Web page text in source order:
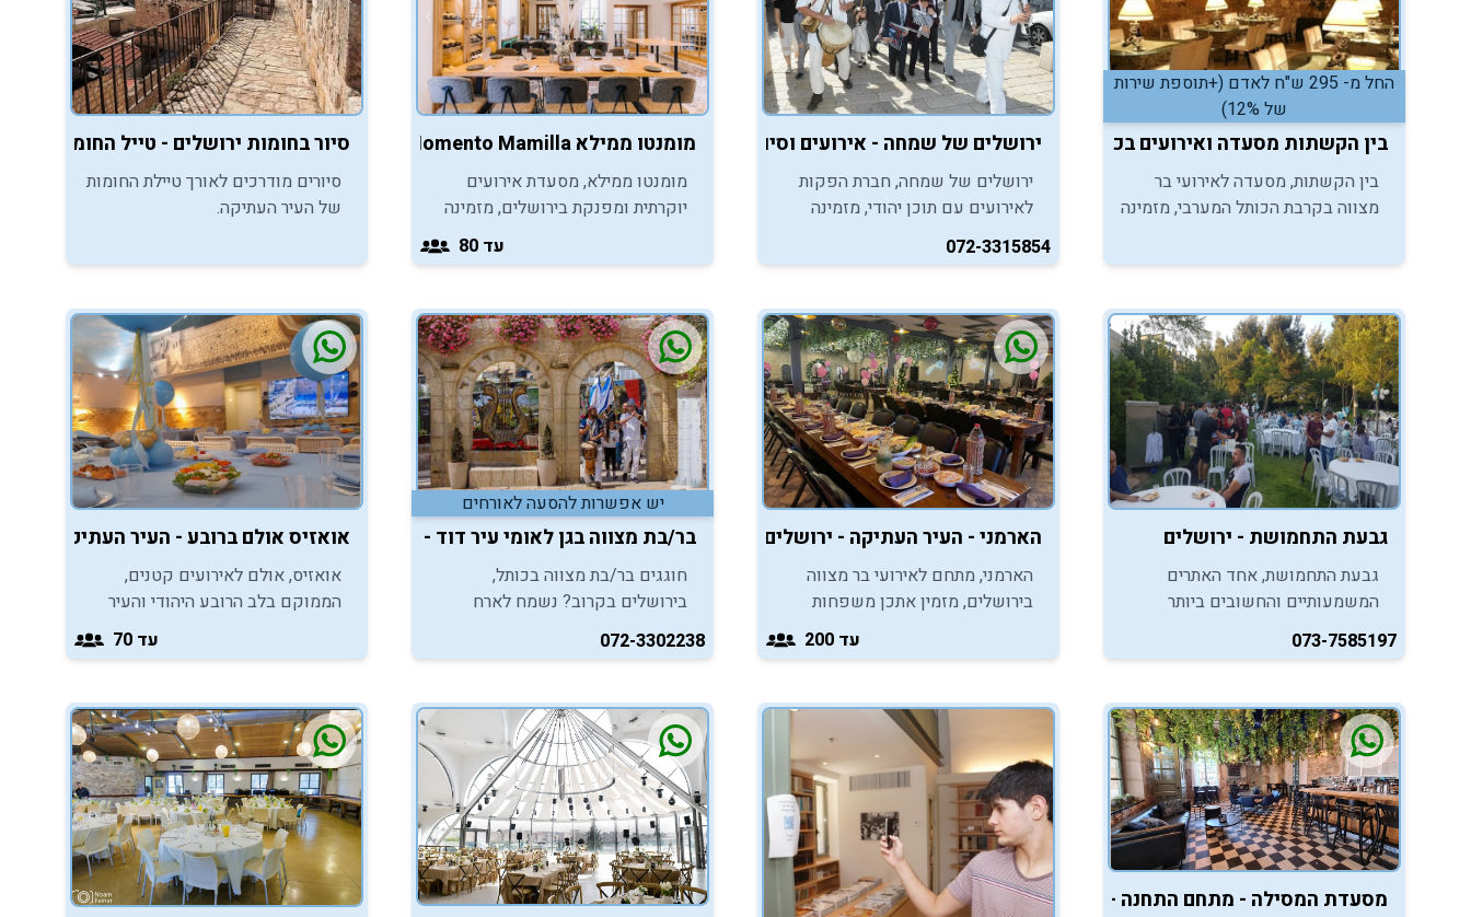
החל מ- 295 ש"ח לאדם (+תוספת שירות
של 12%)
בין הקשתות מסעדה ואירועים בכותל - ירושלים
בין הקשתות, מסעדה לאירועי בר
מצווה בקרבת הכותל המערבי, מזמינה
ירושלים של שמחה - אירועים וסיורים בירושלים
ירושלים של שמחה, חברת הפקות
לאירועים עם תוכן יהודי, מזמינה
אתכם ליהנות ממגוון רחב של
אפשרויות להפקת בת מצווה בכותל
072-3315854
מומנטו ממילא Momento Mamilla - ירושלים
מומנטו ממילא, מסעדת אירועים
יוקרתית ומפנקת בירושלים, מזמינה
גם אתכם ליהנות מחוויית אירוח
מושלמת לאחר טקס העלייה לתורה
עד 80
סיור בחומות ירושלים - טייל החומות
סיורים מודרכים לאורך טיילת החומות
של העיר העתיקה.
גבעת התחמושת - ירושלים
גבעת התחמושת, אחד האתרים
המשמעותיים והחשובים ביותר
בתולדות מדינת ישראל, מזמין אתכם
ליהנות ממתחם אירועים, מורשת
בר/בת מצווה.
073-7585197
הארמני - העיר העתיקה - ירושלים
הארמני, מתחם לאירועי בר מצווה
בירושלים, מזמין אתכן משפחות
יקרות, ליהנות מחוויית אירוח קסומה,
עד 200
יש אפשרות להסעה לאורחים
בר/בת מצווה בגן לאומי עיר דוד - ירושלים
חוגגים בר/בת מצווה בכותל,
בירושלים בקרוב? נשמח לארח
אתכם בעיר דוד ולהפיק לכם אירוע
חוויה בלתי נשכח!
072-3302238
אואזיס אולם ברובע - העיר העתיקה
אואזיס, אולם לאירועים קטנים,
הממוקם בלב הרובע היהודי והעיר
העתיקה בירושלים, מזמין אתכם
ליהנות מהמקום הנכון לאירועי בר
עד 70
מסעדת המסילה - מתחם התחנה - ירושלים